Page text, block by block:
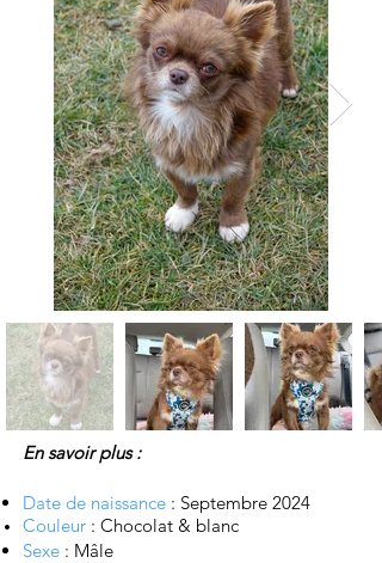
En savoir plus :
Date de naissance : Septembre 2024
Couleur : Chocolat & blanc
Sexe : Mâle